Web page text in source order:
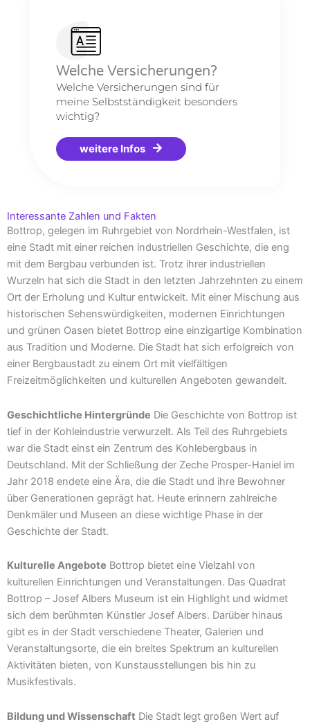
Welche Versicherungen?
Welche Versicherungen sind für
meine Selbstständigkeit besonders
wichtig?
weitere Infos
Interessante Zahlen und Fakten
Bottrop, gelegen im Ruhrgebiet von Nordrhein-Westfalen, ist
eine Stadt mit einer reichen industriellen Geschichte, die eng
mit dem Bergbau verbunden ist. Trotz ihrer industriellen
Wurzeln hat sich die Stadt in den letzten Jahrzehnten zu einem
Ort der Erholung und Kultur entwickelt. Mit einer Mischung aus
historischen Sehenswürdigkeiten, modernen Einrichtungen
und grünen Oasen bietet Bottrop eine einzigartige Kombination
aus Tradition und Moderne. Die Stadt hat sich erfolgreich von
einer Bergbaustadt zu einem Ort mit vielfältigen
Freizeitmöglichkeiten und kulturellen Angeboten gewandelt.
Geschichtliche Hintergründe Die Geschichte von Bottrop ist
tief in der Kohleindustrie verwurzelt. Als Teil des Ruhrgebiets
war die Stadt einst ein Zentrum des Kohlebergbaus in
Deutschland. Mit der Schließung der Zeche Prosper-Haniel im
Jahr 2018 endete eine Ära, die die Stadt und ihre Bewohner
über Generationen geprägt hat. Heute erinnern zahlreiche
Denkmäler und Museen an diese wichtige Phase in der
Geschichte der Stadt.
Kulturelle Angebote Bottrop bietet eine Vielzahl von
kulturellen Einrichtungen und Veranstaltungen. Das Quadrat
Bottrop – Josef Albers Museum ist ein Highlight und widmet
sich dem berühmten Künstler Josef Albers. Darüber hinaus
gibt es in der Stadt verschiedene Theater, Galerien und
Veranstaltungsorte, die ein breites Spektrum an kulturellen
Aktivitäten bieten, von Kunstausstellungen bis hin zu
Musikfestivals.
Bildung und Wissenschaft Die Stadt legt großen Wert auf